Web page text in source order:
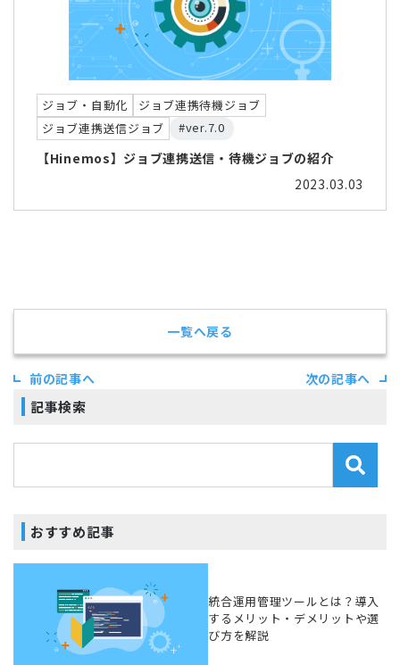
ジョブ・自動化
ジョブ連携待機ジョブ
ジョブ連携送信ジョブ
#ver.7.0
【Hinemos】ジョブ連携送信・待機ジョブの紹介
2023.03.03
前の記事へ
一覧へ戻る
次の記事へ
記事検索
おすすめ記事
統合運用管理ツールとは？導入
するメリット・デメリットや選
び方を解説